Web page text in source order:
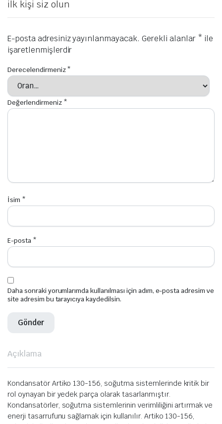
ilk kişi siz olun
E-posta adresiniz yayınlanmayacak. Gerekli alanlar * ile
işaretlenmişlerdir
Derecelendirmeniz*
Değerlendirmeniz *
İsim *
E-posta *
Daha sonraki yorumlarımda kullanılması için adım, e-posta adresim ve
site adresim bu tarayıcıya kaydedilsin.
Açıklama
Kondansatör Artiko 130-156, soğutma sistemlerinde kritik bir
rol oynayan bir yedek parça olarak tasarlanmıştır.
Kondansatörler, soğutma sistemlerinin verimliliğini artırmak ve
enerji tasarrufunu sağlamak için kullanılır. Artiko 130-156,